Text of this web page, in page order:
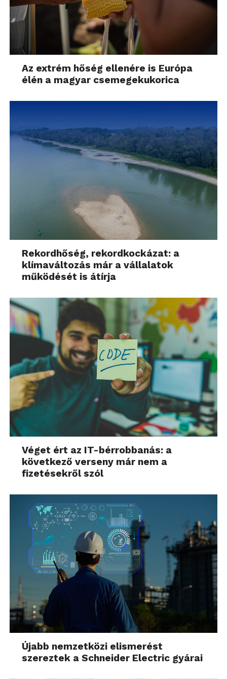
Az extrém hőség ellenére is Európa
élén a magyar csemegekukorica
Rekordhőség, rekordkockázat: a
klímaváltozás már a vállalatok
működését is átírja
Véget ért az IT-bérrobbanás: a
következő verseny már nem a
fizetésekről szól
Újabb nemzetközi elismerést
szereztek a Schneider Electric gyárai